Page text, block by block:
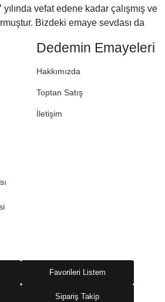
vefat edene kadar çalışmış ve
Bizdeki emaye sevdası da
Dedemin Emayeleri
Hakkımızda
Toptan Satış
İletişim
Favorileri Listem
Sipariş Takip